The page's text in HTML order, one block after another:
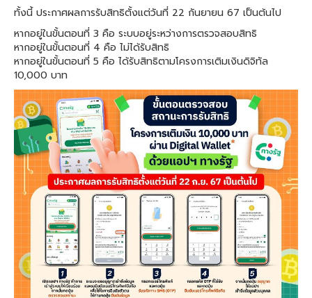
ทั้งนี้ ประกาศผลการรับสิทธิตั้งแต่วันที่ 22 กันยายน 67 เป็นต้นไป
หากอยู่ในขั้นตอนที่ 3 คือ ระบบอยู่ระหว่างการตรวจสอบสิทธิ
หากอยู่ในขั้นตอนที่ 4 คือ ไม่ได้รับสิทธิ
หากอยู่ในขั้นตอนที่ 5 คือ ได้รับสิทธิตามโครงการเติมเงินดิจิทัล
10,000 บาท